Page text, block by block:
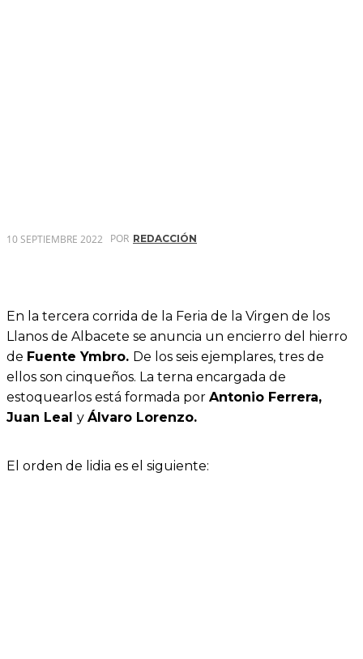
10 SEPTIEMBRE 2022 POR REDACCIÓN
En la tercera corrida de la Feria de la Virgen de los
Llanos de Albacete se anuncia un encierro del hierro
de Fuente Ymbro. De los seis ejemplares, tres de
ellos son cinqueños. La terna encargada de
estoquearlos está formada por Antonio Ferrera,
Juan Leal y Álvaro Lorenzo.
El orden de lidia es el siguiente: